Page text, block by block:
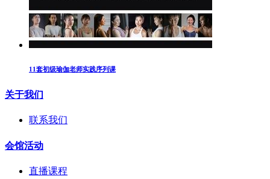
11套初级瑜伽老师实践序列课
关于我们
联系我们
会馆活动
直播课程